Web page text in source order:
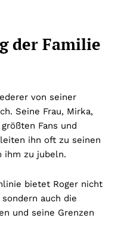
der Familie
von seiner
Seine Frau, Mirka,
Fans und
ihn oft zu seinen
ihm zu jubeln.
bietet Roger nicht
auch die
und seine Grenzen